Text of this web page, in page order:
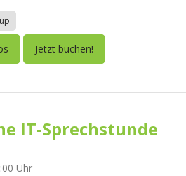
Jetzt buchen!
IT-Sprechstunde
Uhr